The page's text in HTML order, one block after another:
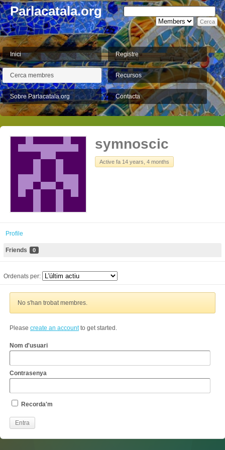
Parlacatala.org
Inici Registre
Cerca membres Recursos
Sobre Parlacatala.org Contacta
symnoscic
Active fa 14 years, 4 months
Profile
Friends 0
Ordenats per:
No s'han trobat membres.
Please create an accountto get started.
Nom d'usuari
Contrasenya
Recorda'm